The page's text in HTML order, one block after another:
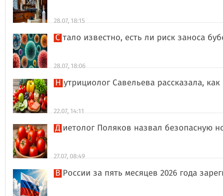
28.07, 18:15
Стало известно, есть ли риск заноса
28.07, 18:06
Нутрициолог Савельева рассказала,
22.07, 14:11
Диетолог Поляков назвал безопасную
27.07, 08:49
В России за пять месяцев 2026 года